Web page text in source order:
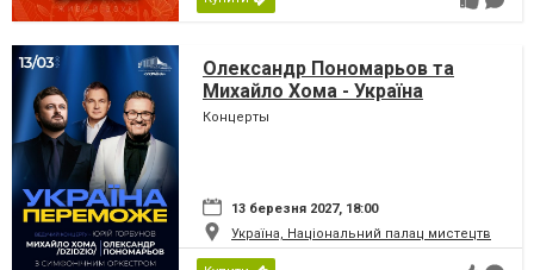
Олександр Пономарьов та
Михайло Хома - Україна
Переможе!
Концерты
13 березня 2027, 18:00
Україна, Національний палац мистецтв